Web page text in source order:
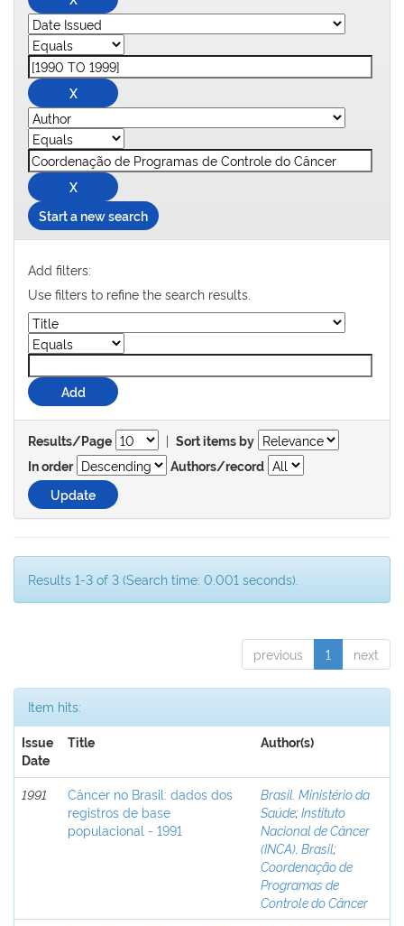
Start a new search
Add filters:
Use filters to refine the search results.
Results/Page | Sort items by
In order
Authors/record
Results 1-3 of 3 (Search time: 0.001 seconds).
previous 1 next
Item hits:
Issue
Date
Title Author(s)
1991
Câncer no Brasil: dados dos
registros de base
populacional - 1991
Brasil. Ministério da
Saúde;Instituto
Nacional de Câncer
(INCA), Brasil;
Coordenação de
Programas de
Controle do Câncer